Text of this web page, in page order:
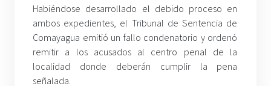
Habiéndose desarrollado el debido proceso en
ambos expedientes, el Tribunal de Sentencia de
Comayagua emitió un fallo condenatorio y ordenó
remitir a los acusados al centro penal de la
localidad donde deberán cumplir la pena
señalada.